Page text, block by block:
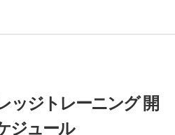
ッジトレーニング 開
ジュール